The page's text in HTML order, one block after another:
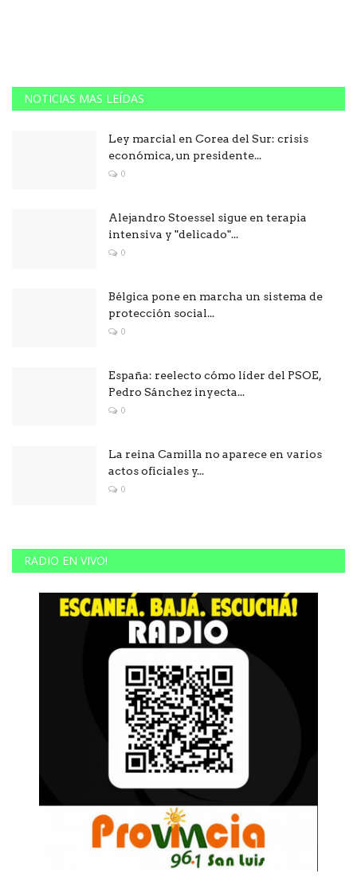
NOTICIAS MAS LEÍDAS
Ley marcial en Corea del Sur: crisis
económica, un presidente...
0
Alejandro Stoessel sigue en terapia
intensiva y "delicado"...
0
Bélgica pone en marcha un sistema de
protección social...
0
España: reelecto cómo líder del PSOE,
Pedro Sánchez inyecta...
0
La reina Camilla no aparece en varios
actos oficiales y...
0
RADIO EN VIVO!